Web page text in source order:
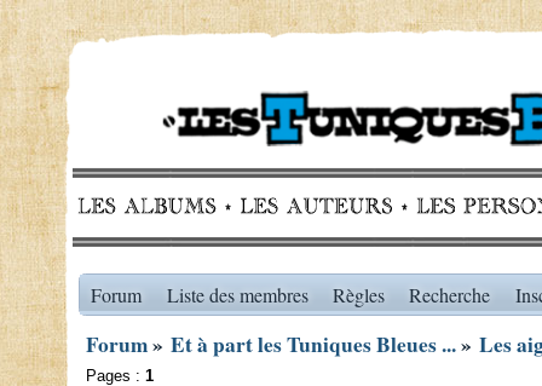
Forum Liste des membres Règles Recherche
Forum» Et à part les Tuniques Bleues ...» Les
Pages : 1